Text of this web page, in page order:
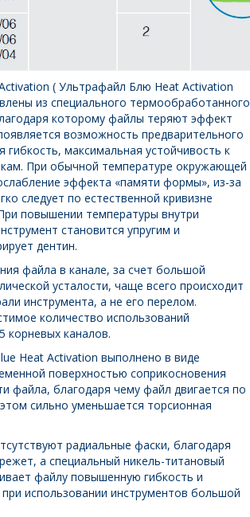
( Ультрафайл Блю Heat Activation
из специального термообработанного
которому файлы теряют эффект
возможность предварительного
гибкость, максимальная устойчивость к
При обычной температуре окружающей
эффекта «памяти формы», из-за
следует по естественной кривизне
повышении температуры внутри
становится упругим и
дентин.
файла в канале, за счет большой
усталости, чаще всего происходит
инструмента, а не его перелом.
количество использований
корневых каналов.
Heat Activation выполнено в виде
поверхностью соприкосновения
файла, благодаря чему файл двигается по
сильно уменьшается торсионная
радиальные фаски, благодаря
а специальный никель-титановый
файлу повышенную гибкость и
использовании инструментов большой